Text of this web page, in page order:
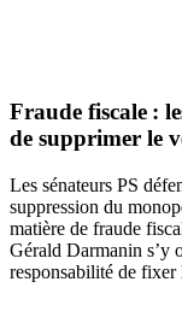
Fraude fiscale :
de supprimer le
Les sénateurs PS
suppression du
matière de fraude
Gérald Darmanin s’y
responsabilité de fixer